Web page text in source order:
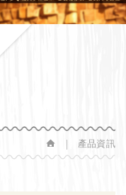
產品資訊